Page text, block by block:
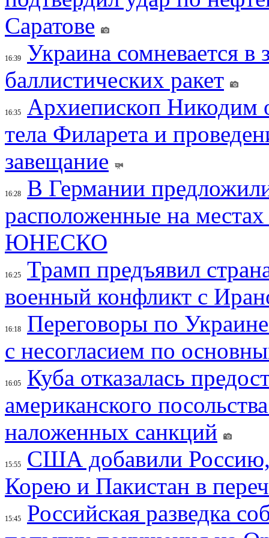
Саратове
16:39
Украина сомневается в
баллистических ракет
16:35
Архиепископ
тела Филарета и
завещание
16:28
В Германии
расположенные на
ЮНЕСКО
16:25
Трамп предъявил
военный конфликт с
16:18
Переговоры по
с несогласием по
16:05
Куба отказалась
американского
наложенных санкций
15:55
США добавили
Корею и Пакистан в
15:45
Российская разведка